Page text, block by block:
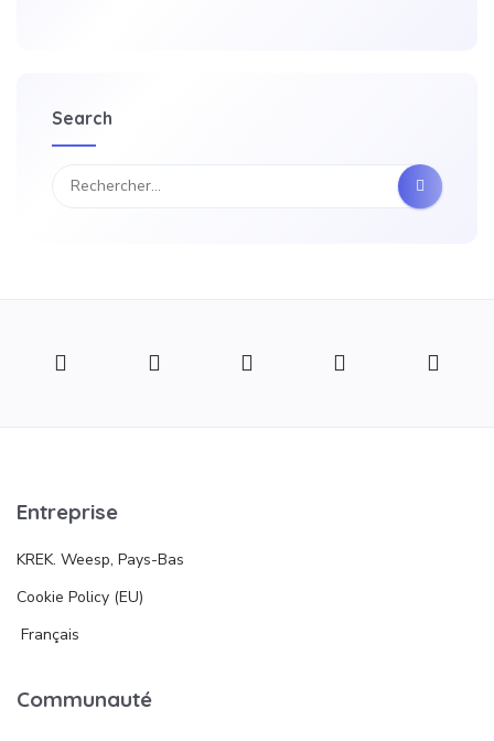
Search
Entreprise
KREK. Weesp, Pays-Bas
Cookie Policy (EU)
Français
Communauté